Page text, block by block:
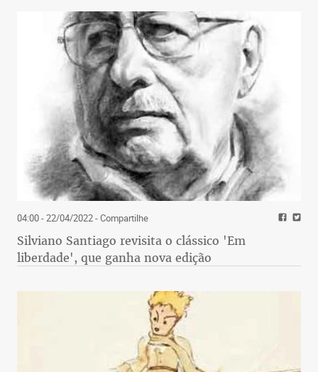
04:00 - 22/04/2022- Compartilhe
Silviano Santiago revisita o clássico 'Em
liberdade', que ganha nova edição